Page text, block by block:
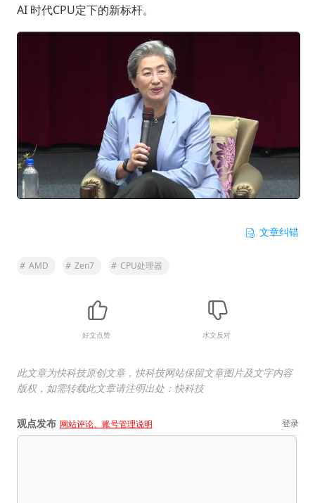
AI 时代CPU定下的新标杆。
文章纠错
# AMD # Zen7 # CPU处理器
好文点赞 水文反对
此文章为快科技原创文章，快科技网站保留文章图片及文字内容
版权，如需转载此文章请注明出处：快科技
观点发布 网站评论、账号管理说明 登录